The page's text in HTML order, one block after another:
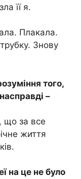
її я.
Плакала.
Знову
того,
–
що за все
життя
на це не було